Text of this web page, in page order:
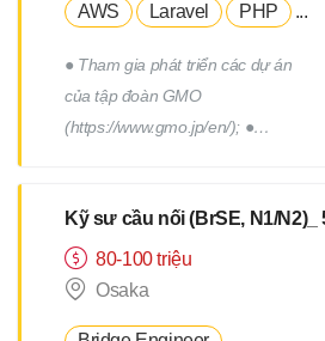
AWS Laravel PHP ...
● Tham gia phát triển các dự án
của tập đoàn GMO
(https://www.gmo.jp/en/); ●
cùng với đội phát triển thuộc
phòng R&D của tập đoàn; ●
Phối hợp với các thành viên
80-100 triệu
Osaka